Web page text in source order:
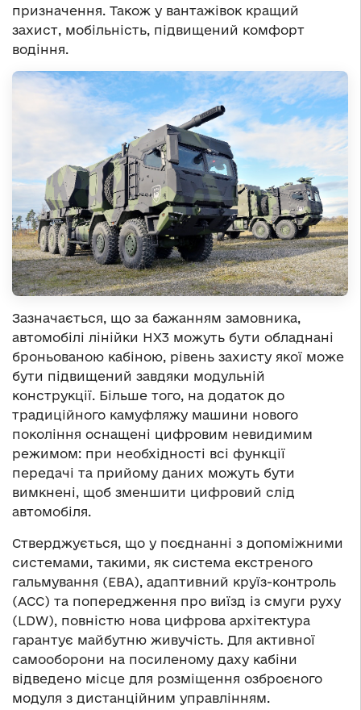
призначення. Також у вантажівок кращий
захист, мобільність, підвищений комфорт
водіння.
Зазначається, що за бажанням замовника,
автомобілі лінійки HX3 можуть бути обладнані
броньованою кабіною, рівень захисту якої може
бути підвищений завдяки модульній
конструкції. Більше того, на додаток до
традиційного камуфляжу машини нового
покоління оснащені цифровим невидимим
режимом: при необхідності всі функції
передачі та прийому даних можуть бути
вимкнені, щоб зменшити цифровий слід
автомобіля.
Стверджується, що у поєднанні з допоміжними
системами, такими, як система екстреного
гальмування (EBA), адаптивний круїз-контроль
(ACC) та попередження про виїзд із смуги руху
(LDW), повністю нова цифрова архітектура
гарантує майбутню живучість. Для активної
самооборони на посиленому даху кабіни
відведено місце для розміщення озброєного
модуля з дистанційним управлінням.